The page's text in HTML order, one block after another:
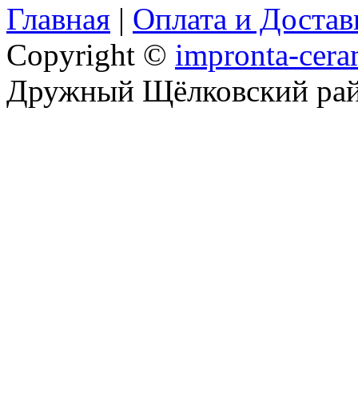
Главная | Оплата и
Copyright © impronta-
Дружный Щёлковский